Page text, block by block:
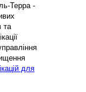
Терра -
та
для